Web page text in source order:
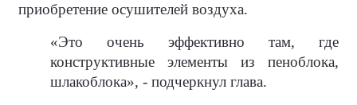
приобретение осушителей воздуха.
«Это очень эффективно там, где
конструктивные элементы из пеноблока,
шлакоблока», - подчеркнул глава.